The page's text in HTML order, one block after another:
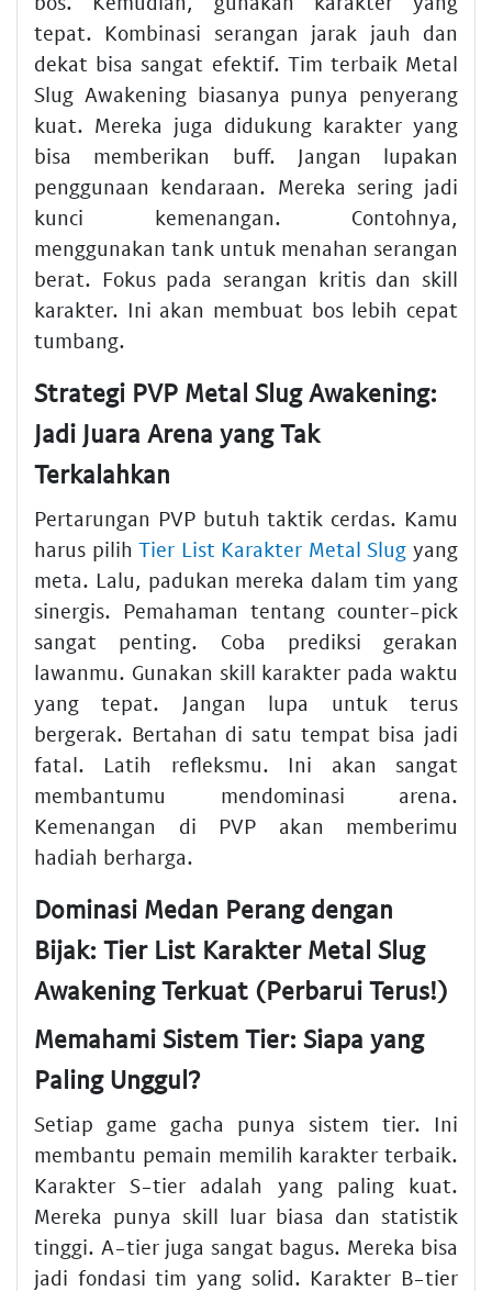
tepat. Kombinasi serangan jarak jauh dan
dekat bisa sangat efektif. Tim terbaik Metal
Slug Awakening biasanya punya penyerang
kuat. Mereka juga didukung karakter yang
bisa memberikan buff. Jangan lupakan
penggunaan kendaraan. Mereka sering jadi
kunci kemenangan. Contohnya,
menggunakan tank untuk menahan serangan
berat. Fokus pada serangan kritis dan skill
karakter. Ini akan membuat bos lebih cepat
tumbang.
Strategi PVP Metal Slug Awakening:
Jadi Juara Arena yang Tak
Terkalahkan
Pertarungan PVP butuh taktik cerdas. Kamu
harus pilihTier List Karakter Metal Slug yang
meta. Lalu, padukan mereka dalam tim yang
sinergis. Pemahaman tentang counter-pick
sangat penting. Coba prediksi gerakan
lawanmu. Gunakan skill karakter pada waktu
yang tepat. Jangan lupa untuk terus
bergerak. Bertahan di satu tempat bisa jadi
fatal. Latih refleksmu. Ini akan sangat
membantumu mendominasi arena.
Kemenangan di PVP akan memberimu
hadiah berharga.
Dominasi Medan Perang dengan
Bijak: Tier List Karakter Metal Slug
Awakening Terkuat (Perbarui Terus!)
Memahami Sistem Tier: Siapa yang
Paling Unggul?
Setiap game gacha punya sistem tier. Ini
membantu pemain memilih karakter terbaik.
Karakter S-tier adalah yang paling kuat.
Mereka punya skill luar biasa dan statistik
tinggi. A-tier juga sangat bagus. Mereka bisa
jadi fondasi tim yang solid. Karakter B-tier